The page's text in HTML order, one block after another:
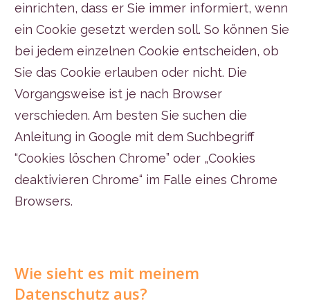
einrichten, dass er Sie immer informiert, wenn
ein Cookie gesetzt werden soll. So können Sie
bei jedem einzelnen Cookie entscheiden, ob
Sie das Cookie erlauben oder nicht. Die
Vorgangsweise ist je nach Browser
verschieden. Am besten Sie suchen die
Anleitung in Google mit dem Suchbegriff
“Cookies löschen Chrome” oder „Cookies
deaktivieren Chrome“ im Falle eines Chrome
Browsers.
Wie sieht es mit meinem
Datenschutz aus?